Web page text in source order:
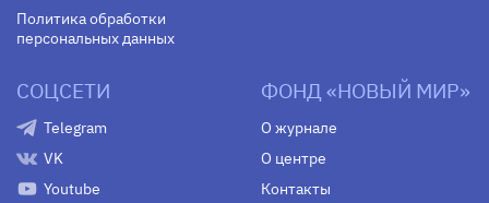
Политика обработки
персональных данных
СОЦСЕТИ
Telegram
VK
Youtube
ФОНД «НОВЫЙ МИР»
О журнале
О центре
Контакты